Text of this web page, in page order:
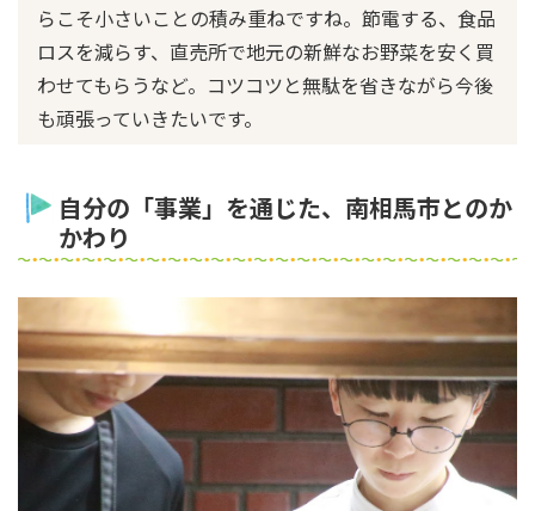
らこそ小さいことの積み重ねですね。節電する、食品
ロスを減らす、直売所で地元の新鮮なお野菜を安く買
わせてもらうなど。コツコツと無駄を省きながら今後
も頑張っていきたいです。
自分の「事業」を通じた、南相馬市とのか
かわり